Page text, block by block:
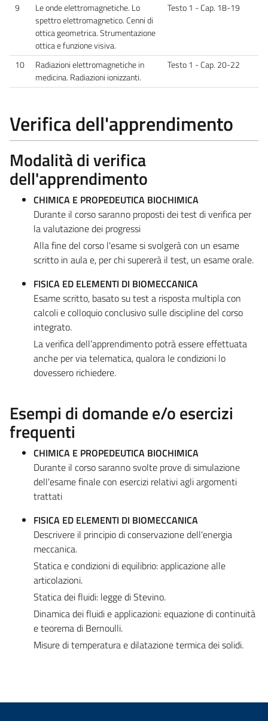
9
Le onde elettromagnetiche. Lo
spettro elettromagnetico. Cenni di
ottica geometrica. Strumentazione
ottica e funzione visiva.
Testo 1 - Cap. 18-19
10
Radiazioni elettromagnetiche in
medicina. Radiazioni ionizzanti.
Testo 1 - Cap. 20-22
Verifica dell'apprendimento
Modalità di verifica
dell'apprendimento
CHIMICA E PROPEDEUTICA BIOCHIMICA
Durante il corso saranno proposti dei test di verifica per
la valutazione dei progressi
Alla fine del corso l'esame si svolgerà con un esame
scritto in aula e, per chi supererà il test, un esame orale.
FISICA ED ELEMENTI DI BIOMECCANICA
Esame scritto, basato su test a risposta multipla con
calcoli e colloquio conclusivo sulle discipline del corso
integrato.
La verifica dell’apprendimento potrà essere effettuata
anche per via telematica, qualora le condizioni lo
dovessero richiedere.
Esempi di domande e/o esercizi
frequenti
CHIMICA E PROPEDEUTICA BIOCHIMICA
Durante il corso saranno svolte prove di simulazione
dell'esame finale con esercizi relativi agli argomenti
trattati
FISICA ED ELEMENTI DI BIOMECCANICA
Descrivere il principio di conservazione dell'energia
meccanica.
Statica e condizioni di equilibrio: applicazione alle
articolazioni.
Statica dei fluidi: legge di Stevino.
Dinamica dei fluidi e applicazioni: equazione di continuità
e teorema di Bernoulli.
Misure di temperatura e dilatazione termica dei solidi.